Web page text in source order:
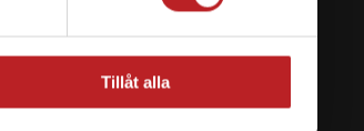
Tillåt alla